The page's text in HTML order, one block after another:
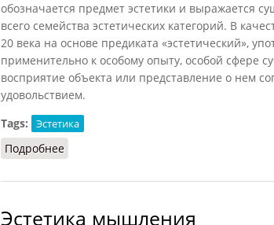
обозначается предмет эстетики и выражается
всего семейства эстетических категорий. В
20 века на основе предиката «эстетический»,
применительно к особому опыту, особой сфере
восприятие объекта или представление о нем
удовольствием.
Tags:
Эстетика
Подробнее
Эстетика мышления